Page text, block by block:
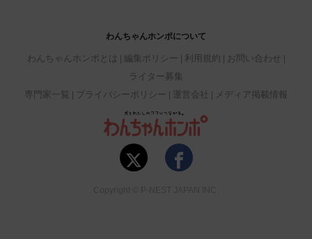
わんちゃんホンポについて
わんちゃんホンポとは 編集ポリシー 利用規約
お問い合わせ
ライター募集
専門家一覧
プライバシーポリシー 運営会社 メディア掲載情報